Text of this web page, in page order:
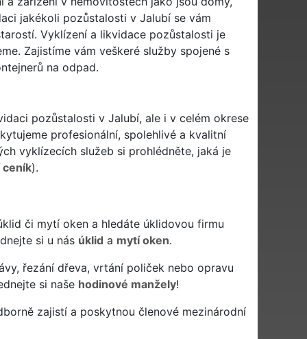
jakékoli pozůstalosti v Jalubí se vám
Vyklízení a likvidace pozůstalosti je
Zajistíme vám veškeré služby spojené s
na odpad.
pozůstalosti v Jalubí, ale i v celém okrese
profesionální, spolehlivé a kvalitní
vyklízecích služeb si prohlédněte, jaká je
ceník).
či mytí oken a hledáte úklidovou firmu
si u nás úklid a mytí oken.
řezání dřeva, vrtání poliček nebo opravu
si naše hodinové manžely!
zajistí a poskytnou členové mezinárodní